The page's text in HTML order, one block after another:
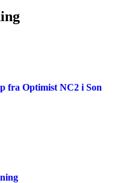
fra Optimist NC2 i Son